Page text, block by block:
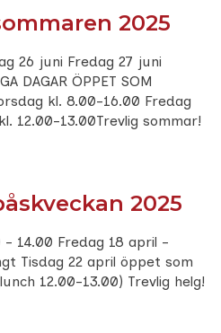
2025
26 juni Fredag 27 juni
DAGAR ÖPPET SOM
kl. 8.00-16.00 Fredag
12.00-13.00Trevlig sommar!
2025
- 14.00 Fredag 18 april -
Tisdag 22 april öppet som
12.00-13.00) Trevlig helg!